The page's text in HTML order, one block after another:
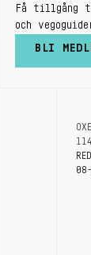
Få tillgång
och
BLI